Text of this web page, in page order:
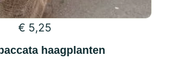
€ 5,25
haagplanten